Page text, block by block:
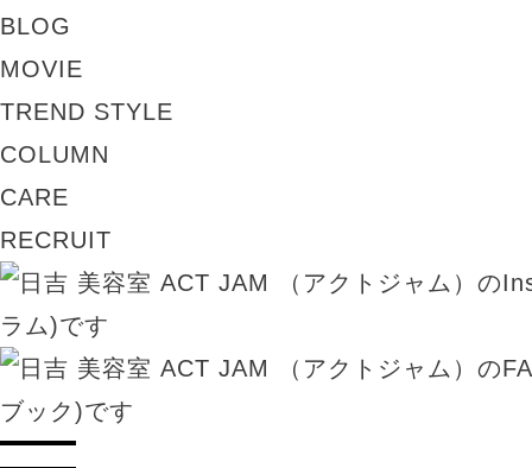
BLOG
MOVIE
TREND STYLE
COLUMN
CARE
RECRUIT